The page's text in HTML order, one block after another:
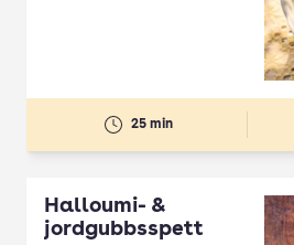
25 min
Halloumi- &
jordgubbsspett